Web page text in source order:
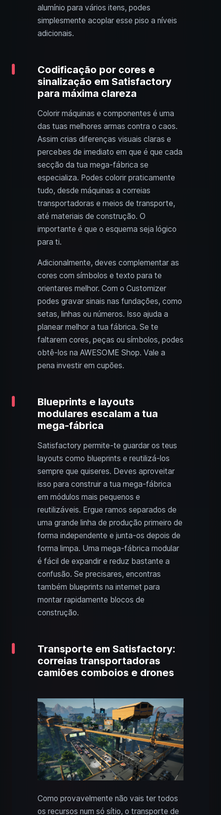
alumínio para vários itens, podes
simplesmente acoplar esse piso a níveis
adicionais.
Codificação por cores e
sinalização em Satisfactory
para máxima clareza
Colorir máquinas e componentes é uma
das tuas melhores armas contra o caos.
Assim crias diferenças visuais claras e
percebes de imediato em que é que cada
secção da tua mega-fábrica se
especializa. Podes colorir praticamente
tudo, desde máquinas a correias
transportadoras e meios de transporte,
até materiais de construção. O
importante é que o esquema seja lógico
para ti.
Adicionalmente, deves complementar as
cores com símbolos e texto para te
orientares melhor. Com o Customizer
podes gravar sinais nas fundações, como
setas, linhas ou números. Isso ajuda a
planear melhor a tua fábrica. Se te
faltarem cores, peças ou símbolos, podes
obtê-los na AWESOME Shop. Vale a
pena investir em cupões.
Blueprints e layouts
modulares escalam a tua
mega-fábrica
Satisfactory permite-te guardar os teus
layouts como blueprints e reutilizá-los
sempre que quiseres. Deves aproveitar
isso para construir a tua mega-fábrica
em módulos mais pequenos e
reutilizáveis. Ergue ramos separados de
uma grande linha de produção primeiro de
forma independente e junta-os depois de
forma limpa. Uma mega-fábrica modular
é fácil de expandir e reduz bastante a
confusão. Se precisares, encontras
também blueprints na internet para
montar rapidamente blocos de
construção.
Transporte em Satisfactory:
correias transportadoras
camiões comboios e drones
Como provavelmente não vais ter todos
os recursos num só sítio, o transporte de